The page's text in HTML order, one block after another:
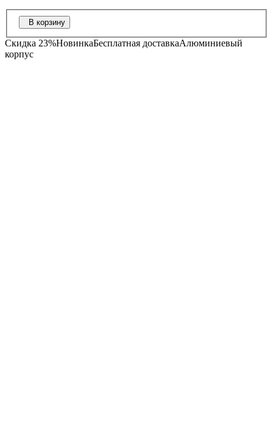
В корзину
Скидка 23%НовинкаБесплатная доставкаАлюминиевый
корпус